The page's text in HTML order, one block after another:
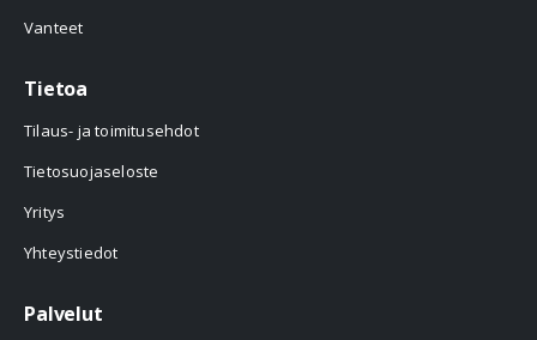
Vanteet
Tietoa
Tilaus- ja toimitusehdot
Tietosuojaseloste
Yritys
Yhteystiedot
Palvelut